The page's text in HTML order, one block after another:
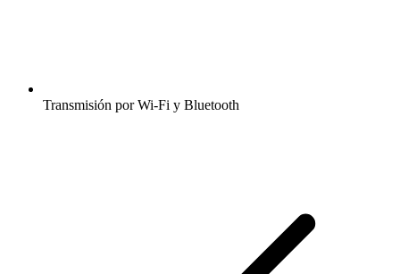
Transmisión por Wi-Fi y Bluetooth